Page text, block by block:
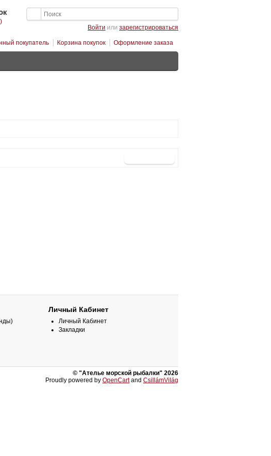
Войти или зарегистрироваться
покупатель Корзина покупок Оформление заказа
Личный Кабинет
Личный Кабинет
Закладки
© "Ателье морской рыбалки" 2026
Proudly powered by OpenCartand CsillámVilág